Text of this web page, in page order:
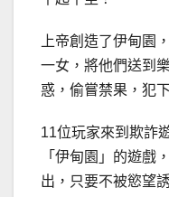
上帝創造了伊甸園
一女，將他們送到
惑，偷嘗禁果，犯
11位玩家來到欺詐
「伊甸園」的遊戲
出，只要不被慾望